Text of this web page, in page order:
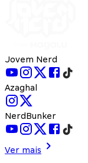
Jovem Nerd
Azaghal
NerdBunker
Ver mais